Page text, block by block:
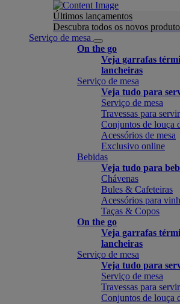
Últimos lançamentos
Descubra todos os novos
Serviço de mesa
On the go
Veja garrafas
lancheiras
Serviço de mesa
Veja tudo para
Serviço de mesa
Travessas para servir
Conjuntos de louça
Acessórios de mesa
Exclusivo online
Bebidas
Veja tudo para
Chávenas
Bules & Cafeteiras
Acessórios para
Taças & Copos
On the go
Veja garrafas
lancheiras
Serviço de mesa
Veja tudo para
Serviço de mesa
Travessas para servir
Conjuntos de louça